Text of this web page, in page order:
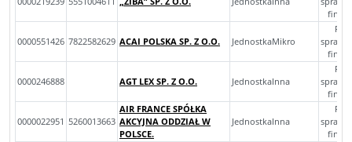
0000551426 7822582629 ACAI POLSKA SP. Z O.O. JednostkaMikro
0000246888 AGT LEX SP. Z O.O. JednostkaInna
0000022951 5260013663
AIR FRANCE SPÓŁKA
AKCYJNA ODDZIAŁ W
POLSCE.
JednostkaInna